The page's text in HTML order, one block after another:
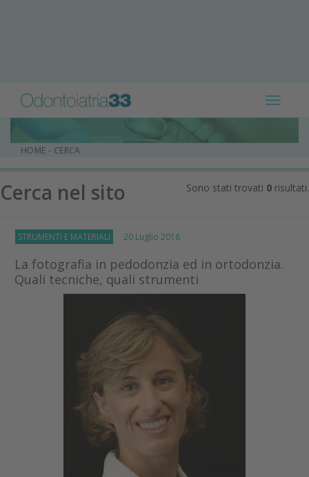
Toggle
HOME - CERCA
Cerca nel sito Sono stati trovati 0 risultati.
STRUMENTI E MATERIALI 20 Luglio 2016
La fotografia in pedodonzia ed in ortodonzia.
Quali tecniche, quali strumenti